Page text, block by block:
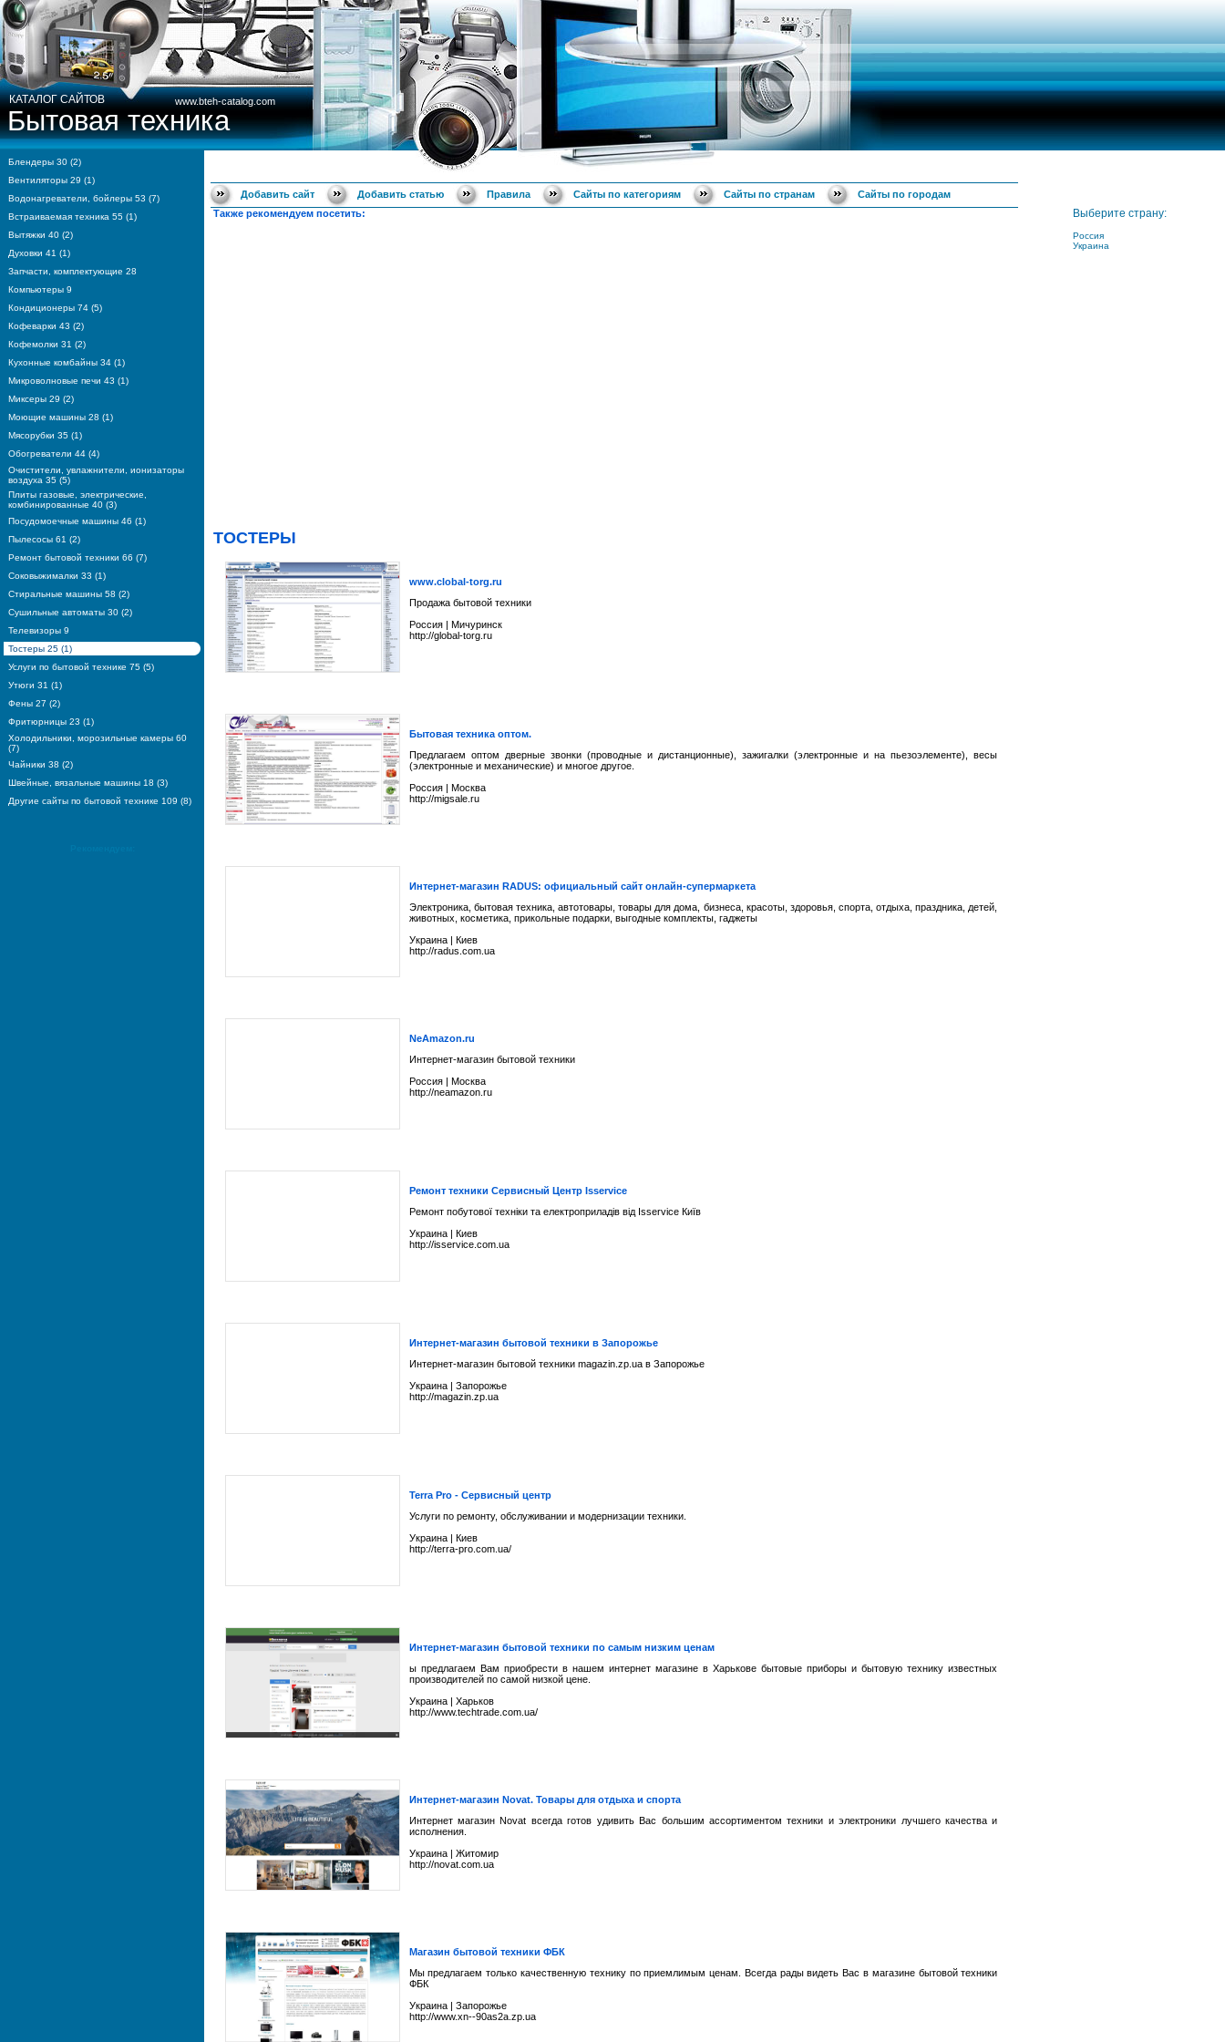
Бытовая техника
www.bteh-catalog.com
КАТАЛОГ САЙТОВ
Блендеры 30 (2)
Вентиляторы 29 (1)
Водонагреватели, бойлеры 53 (7)
Встраиваемая техника 55 (1)
Вытяжки 40 (2)
Духовки 41 (1)
Запчасти, комплектующие 28
Компьютеры 9
Кондиционеры 74 (5)
Кофеварки 43 (2)
Кофемолки 31 (2)
Кухонные комбайны 34 (1)
Микроволновые печи 43 (1)
Миксеры 29 (2)
Моющие машины 28 (1)
Мясорубки 35 (1)
Обогреватели 44 (4)
Очистители, увлажнители, ионизаторы
воздуха 35 (5)
Плиты газовые, электрические,
комбинированные 40 (3)
Посудомоечные машины 46 (1)
Пылесосы 61 (2)
Ремонт бытовой техники 66 (7)
Соковыжималки 33 (1)
Стиральные машины 58 (2)
Сушильные автоматы 30 (2)
Телевизоры 9
Тостеры 25 (1)
Услуги по бытовой технике 75 (5)
Утюги 31 (1)
Фены 27 (2)
Фритюрницы 23 (1)
Холодильники, морозильные камеры 60
(7)
Чайники 38 (2)
Швейные, вязальные машины 18 (3)
Другие сайты по бытовой технике 109 (8)
Добавить сайт Добавить статью Правила Сайты по категориям Сайты по странам
Сайты по городам
Также рекомендуем посетить:
ТОСТЕРЫ
www.clobal-torg.ru
Продажа бытовой техники
Россия| Мичуринск
http://global-torg.ru
Бытовая техника оптом.
Предлагаем оптом дверные звонки (проводные и дистанционные), зажигалки (электронные и на пьезоэлементе), весы
(электронные и механические) и многое другое.
Россия| Москва
http://migsale.ru
Интернет-магазин RADUS: официальный сайт онлайн-супермаркета
Электроника, бытовая техника, автотовары, товары для дома, бизнеса, красоты, здоровья, спорта, отдыха, праздника, детей,
животных, косметика, прикольные подарки, выгодные комплекты, гаджеты
Украина| Киев
http://radus.com.ua
NeAmazon.ru
Интернет-магазин бытовой техники
Россия| Москва
http://neamazon.ru
Ремонт техники Сервисный Центр Isservice
Ремонт побутової техніки та електроприладів від Isservice Київ
Украина| Киев
http://isservice.com.ua
Интернет-магазин бытовой техники в Запорожье
Интернет-магазин бытовой техники magazin.zp.ua в Запорожье
Украина| Запорожье
http://magazin.zp.ua
Terra Pro - Сервисный центр
Услуги по ремонту, обслуживании и модернизации техники.
Украина| Киев
http://terra-pro.com.ua/
Интернет-магазин бытовой техники по самым низким ценам
ы предлагаем Вам приобрести в нашем интернет магазине в Харькове бытовые приборы и бытовую технику известных
производителей по самой низкой цене.
Украина| Харьков
http://www.techtrade.com.ua/
Интернет-магазин Novat. Товары для отдыха и спорта
Интернет магазин Novat всегда готов удивить Вас большим ассортиментом техники и электроники лучшего качества и
исполнения.
Украина| Житомир
http://novat.com.ua
Магазин бытовой техники ФБК
Мы предлагаем только качественную технику по приемлимым ценам. Всегда рады видеть Вас в магазине бытовой техники
ФБК
Украина| Запорожье
http://www.xn--90as2a.zp.ua
Выберите страну:
Россия
Украина